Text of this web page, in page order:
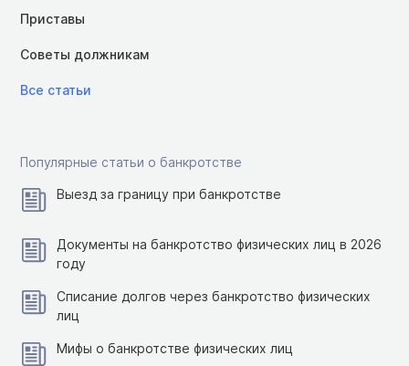
Приставы
Советы должникам
Все статьи
Популярные статьи о банкротстве
Выезд за границу при банкротстве
Документы на банкротство физических лиц в 2026
году
Списание долгов через банкротство физических
лиц
Мифы о банкротстве физических лиц